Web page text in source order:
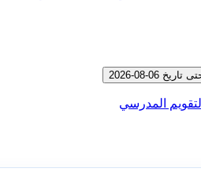
08-2026
التقويم المدرسي